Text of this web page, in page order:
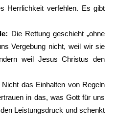
Herrlichkeit verfehlen. Es gibt
Die Rettung geschieht „ohne
Vergebung nicht, weil wir sie
weil Jesus Christus den
Nicht das Einhalten von Regeln
in das, was Gott für uns
Leistungsdruck und schenkt